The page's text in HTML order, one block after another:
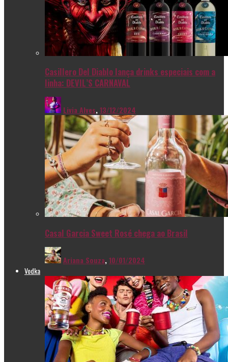
Casillero Del Diablo lança drinks especiais com a
linha: DEVIL’S CARNAVAL
Livia Alves,13/12/2024
Casal Garcia Sweet Rosé chega ao Brasil
Ariana Souza,10/01/2024
Vodka